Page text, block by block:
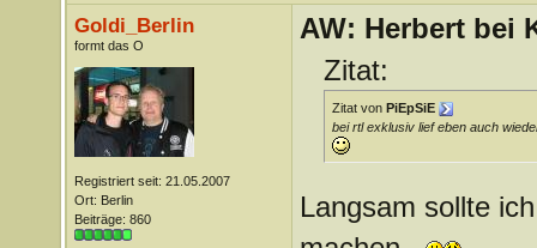
Goldi_Berlin
formt das O
Registriert seit: 21.05.2007
Ort: Berlin
Beiträge: 860
AW: Herbert bei
Zitat:
Zitat von PiEpSiE
bei rtl exklusiv lief eben auch
Langsam sollte